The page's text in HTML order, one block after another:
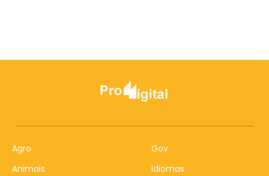
Agro
Animais
Gov
Idiomas